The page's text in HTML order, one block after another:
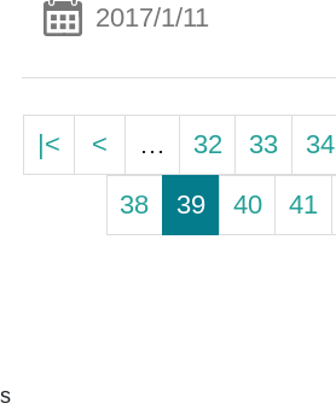
2017/1/11
|< < … 32 33 34
38
39 40 41
s